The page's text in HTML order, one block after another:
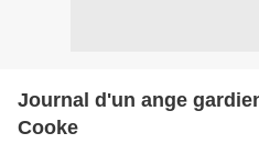
Journal d'un ange
Cooke